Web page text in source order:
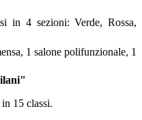
in 4 sezioni: Verde, Rossa,
1 salone polifunzionale, 1
15 classi.